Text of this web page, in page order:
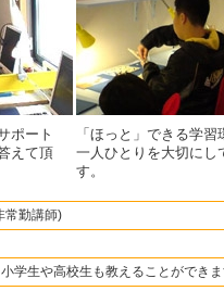
ポート
えて頂
「ほっと」できる学習
一人ひとりを大切にし
す。
常勤講師)
学生や高校生も教えることができま